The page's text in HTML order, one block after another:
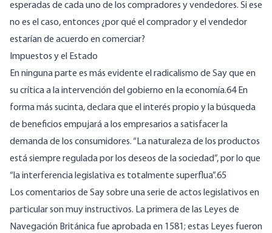
esperadas de cada uno de los compradores y vendedores. Si ese
no es el caso, entonces ¿por qué el comprador y el vendedor
estarían de acuerdo en comerciar?
Impuestos y el Estado
En ninguna parte es más evidente el radicalismo de Say que en
su crítica a la intervención del gobierno en la economía.64 En
forma más sucinta, declara que el interés propio y la búsqueda
de beneficios empujará a los empresarios a satisfacer la
demanda de los consumidores. “La naturaleza de los productos
está siempre regulada por los deseos de la sociedad”, por lo que
“la interferencia legislativa es totalmente superflua”.65
Los comentarios de Say sobre una serie de actos legislativos en
particular son muy instructivos. La primera de las Leyes de
Navegación Británica fue aprobada en 1581; estas Leyes fueron